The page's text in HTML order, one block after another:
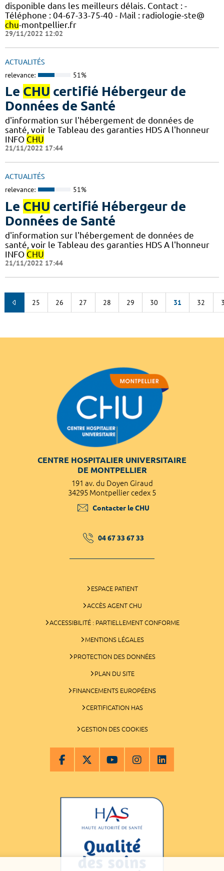
disponible dans les meilleurs délais. Contact : -
Téléphone : 04-67-33-75-40 - Mail : radiologie-ste@
chu-montpellier.fr
29/11/2022 12:02
ACTUALITÉS
relevance: 51%
Le CHU certifié Hébergeur de
Données de Santé
d'information sur l'hébergement de données de
santé, voir le Tableau des garanties HDS A l'honneur
INFO CHU
21/11/2022 17:44
ACTUALITÉS
relevance: 51%
Le CHU certifié Hébergeur de
Données de Santé
d'information sur l'hébergement de données de
santé, voir le Tableau des garanties HDS A l'honneur
INFO CHU
21/11/2022 17:44
25 26 27 28 29 30 31 32
CENTRE HOSPITALIER UNIVERSITAIRE
DE MONTPELLIER
191 av. du Doyen Giraud
34295 Montpellier cedex 5
Contacter le CHU
04 67 33 67 33
ESPACE PATIENT
ACCÈS AGENT CHU
ACCESSIBILITÉ : PARTIELLEMENT CONFORME
MENTIONS LÉGALES
PROTECTION DES DONNÉES
PLAN DU SITE
FINANCEMENTS EUROPÉENS
CERTIFICATION HAS
GESTION DES COOKIES